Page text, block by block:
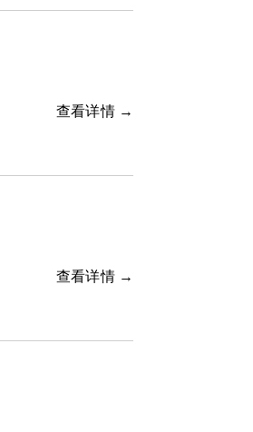
查看详情 →
查看详情 →